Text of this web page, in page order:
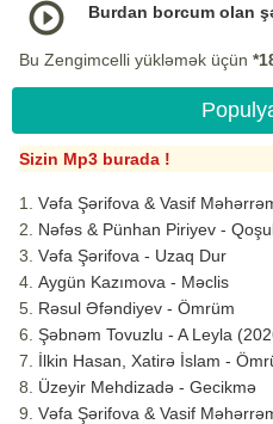
Burdan borcum olan
Bu Zengimcelli yükləmək üçün
Sizin Mp3 burada !
Vəfa Şərifova & Vasif
Nəfəs & Pünhan Piriyev -
Vəfa Şərifova - Uzaq Dur
Aygün Kazımova - Məclis
Rəsul Əfəndiyev - Ömrüm
Şəbnəm Tovuzlu - A Leyla
İlkin Hasan, Xatirə İslam -
Üzeyir Mehdizadə - Gecikmə
Vəfa Şərifova & Vasif